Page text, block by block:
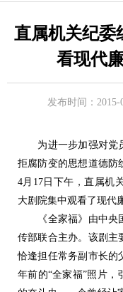
直属机关纪委
看现代
发布时间：2015-
为进一步加强对党员
拒腐防变的思想道德防
4月17日下午，直属机
大剧院集中观看了现代
《全家福》由中央国
传部联合主办。该剧主
恰逢担任常务副市长的
年前的“全家福”照片，